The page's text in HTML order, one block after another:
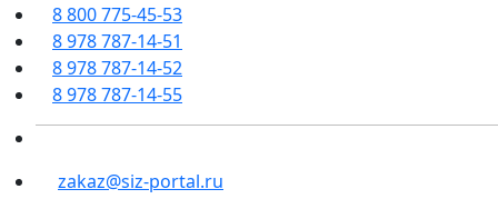
8 800 775-45-53
8 978 787-14-51
8 978 787-14-52
8 978 787-14-55
zakaz@siz-portal.ru